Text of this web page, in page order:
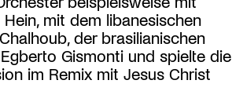
mit dem libanesischen
der brasilianischen
Gismonti und spielte die
im Remix mit Jesus Christ